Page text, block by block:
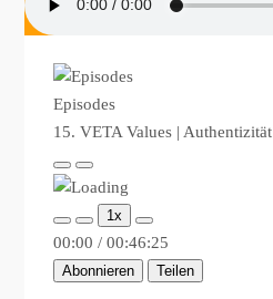
Episodes
15. VETA Values | Authentizität
Play
Episode
Pause
Episode
1x
00:00 / 00:46:25
Abonnieren Teilen